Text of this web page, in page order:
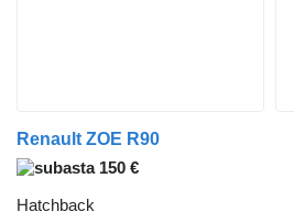
Renault ZOE R90
150 €
Hatchback